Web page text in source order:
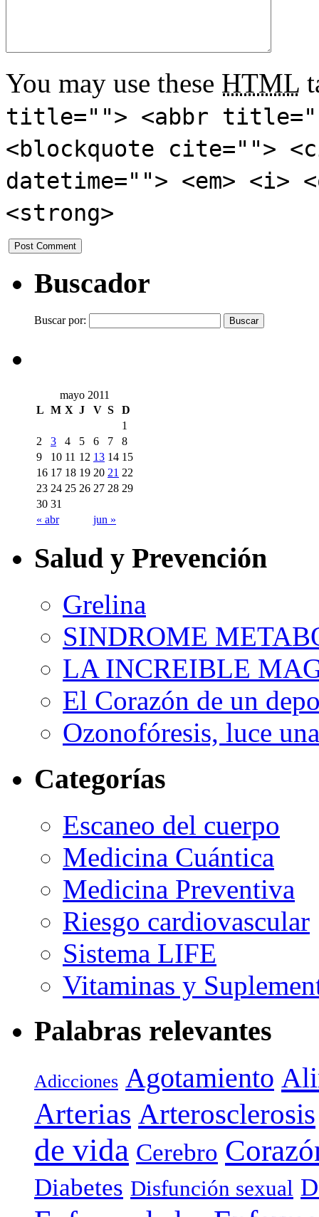
You may use these HTML
title=""> <abbr
<blockquote cite="">
datetime=""> <em>
<strong>
Buscador
Buscar por:
mayo 2011
L M X J V S D
« abr jun »
1
2
3 4 5 6 7
8
9
10 11 12 13 14 15
16 17 18 19 20 21 22
23 24 25 26 27 28 29
30 31
Salud y Prevención
Grelina
SINDROME
LA INCREIBLE
El Corazón de un
Ozonofóresis, luce
Categorías
Escaneo del cuerpo
Medicina Cuántica
Medicina Preventiva
Riesgo cardiovascular
Sistema LIFE
Vitaminas y
Palabras relevantes
Adicciones Agotamiento
Arterias Arterosclerosis
de vida Cerebro
Diabetes Disfunción sexual